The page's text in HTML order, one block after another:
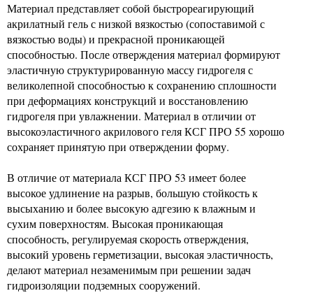
Материал представляет собой быстрореагирующий
акрилатный гель с низкой вязкостью (сопоставимой с
вязкостью воды) и прекрасной проникающей
способностью. После отверждения материал формируют
эластичную структурированную массу гидрогеля с
великолепной способностью к сохранению сплошности
при деформациях конструкций и восстановлению
гидрогеля при увлажнении. Материал в отличии от
высокоэластичного акрилового геля КСГ ПРО 55 хорошо
сохраняет принятую при отверждении форму.
В отличие от материала КСГ ПРО 53 имеет более
высокое удлинение на разрыв, большую стойкость к
высыханию и более высокую адгезию к влажным и
сухим поверхностям. Высокая проникающая
способность, регулируемая скорость отверждения,
высокий уровень герметизации, высокая эластичность,
делают материал незаменимым при решении задач
гидроизоляции подземных сооружений.